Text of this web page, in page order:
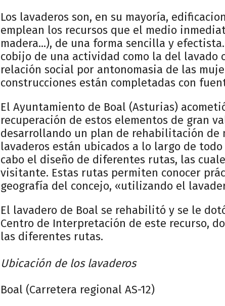
Los lavaderos son, en su mayoría,
emplean los recursos que el medio
madera...), de una forma sencilla y
cobijo de una actividad como la del lavado
relación social por antonomasia de las
construcciones están completadas con
El Ayuntamiento de Boal (Asturias)
recuperación de estos elementos de gran
desarrollando un plan de rehabilitación de
lavaderos están ubicados a lo largo de
cabo el diseño de diferentes rutas, las
visitante. Estas rutas permiten conocer
geografía del concejo, «utilizando el
El lavadero de Boal se rehabilitó y se le
Centro de Interpretación de este recurso,
las diferentes rutas.
Ubicación de los lavaderos
Boal (Carretera regional AS-12)